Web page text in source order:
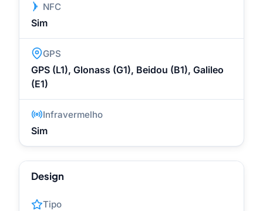
NFC
Sim
GPS
GPS (L1), Glonass (G1), Beidou (B1), Galileo
(E1)
Infravermelho
Sim
Design
Tipo